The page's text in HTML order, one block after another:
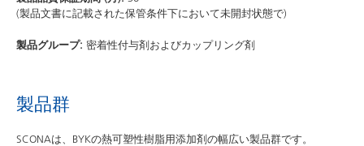
(製品文書に記載された保管条件下において未開封状態で)
製品グループ: 密着性付与剤およびカップリング剤
製品群
SCONAは、BYKの熱可塑性樹脂用添加剤の幅広い製品群です。